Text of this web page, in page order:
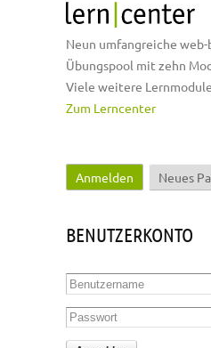
Neun umfangreiche web-
Übungspool mit zehn
Viele weitere Lernmodule
Zum Lerncenter
Haupt-Reiter
Anmelden (aktiver
Neues
BENUTZERKONTO
Benutzername
Passwort